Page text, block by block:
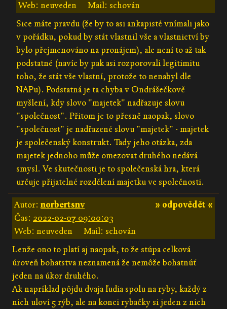
Web: neuveden
Mail: schován
Sice máte pravdu (že by to asi ankapisté vnímali jako
v pořádku, pokud by stát vlastnil vše a vlastnictví by
bylo přejmenováno na pronájem), ale není to až tak
podstatné (navíc by pak asi rozporovali legitimitu
toho, že stát vše vlastní, protože to nenabyl dle
NAPu). Podstatná je ta chyba v Ondrášečkově
myšlení, kdy slovo "majetek" nadřazuje slovu
"společnost". Přitom je to přesně naopak, slovo
"společnost" je nadřazené slovu "majetek" - majetek
je společenský konstrukt. Tady jeho otázka, zda
majetek jednoho může omezovat druhého nedává
smysl. Ve skutečnosti je to společenská hra, která
určuje přijatelné rozdělení majetku ve společnosti.
» odpovědět «
Autor:norbertsnv
Čas: 2022-02-07 09:00:03
Web: neuveden
Mail: schován
Lenže ono to platí aj naopak, to že stúpa celková
úroveň bohatstva neznamená že nemôže bohatnúť
jeden na úkor druhého.
Ak napríklad pôjdu dvaja ľudia spolu na ryby, každý z
nich uloví 5 rýb, ale na konci rybačky si jeden z nich